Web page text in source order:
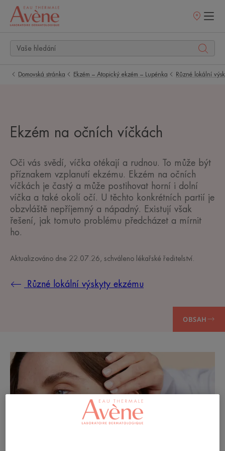
Prodejní
Domovská stránka Ekzém – Atopický ekzém – Lupénka Různé lokální
Ekzém na očních víčkách
Oči vás svědí, víčka otékají a rudnou. To může být
příznakem vzplanutí ekzému. Ekzém na očních
víčkách je častý a může postihovat horní i dolní
víčka a také okolí očí. U těchto konkrétních partií je
obzvláště nepříjemný a nápadný. Existují však
řešení, jak tomuto problému předcházet a mírnit
ho.
Aktualizováno dne 22.07.26 , schváleno lékařské ředitelství
Různé lokální výskyty ekzému
OBSAH